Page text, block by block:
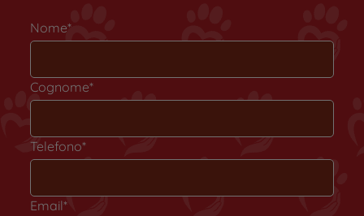
Nome*
Cognome*
Telefono*
Email*